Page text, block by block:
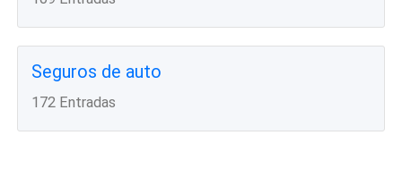
Seguros de auto
172 Entradas